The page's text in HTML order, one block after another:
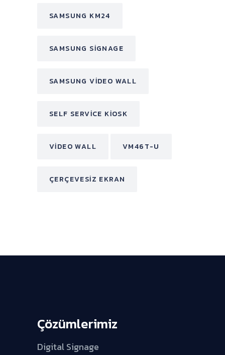
SAMSUNG KM24
SAMSUNG SIGNAGE
SAMSUNG VIDEO WALL
SELF SERVICE KIOSK
VIDEO WALL VM46T-U
ÇERÇEVESIZ EKRAN
Çözümlerimiz
Digital Signage